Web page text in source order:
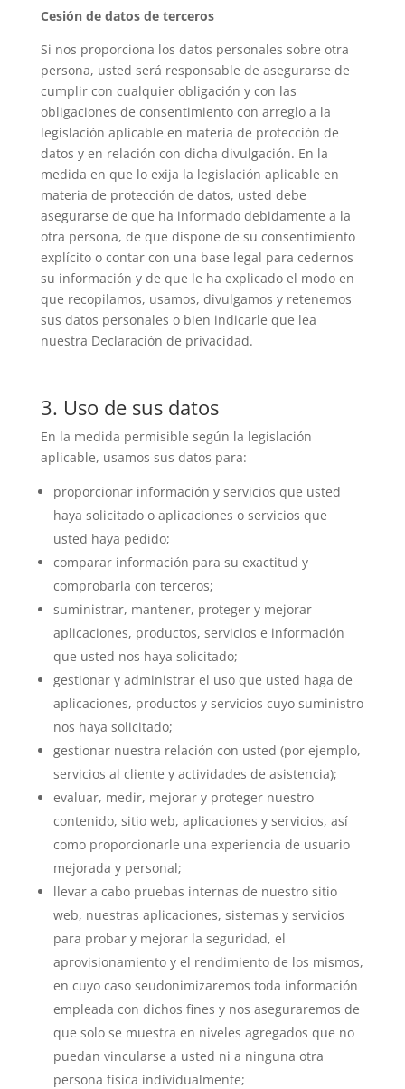
Cesión de datos de terceros
Si nos proporciona los datos personales sobre otra
persona, usted será responsable de asegurarse de
cumplir con cualquier obligación y con las
obligaciones de consentimiento con arreglo a la
legislación aplicable en materia de protección de
datos y en relación con dicha divulgación. En la
medida en que lo exija la legislación aplicable en
materia de protección de datos, usted debe
asegurarse de que ha informado debidamente a la
otra persona, de que dispone de su consentimiento
explícito o contar con una base legal para cedernos
su información y de que le ha explicado el modo en
que recopilamos, usamos, divulgamos y retenemos
sus datos personales o bien indicarle que lea
nuestra Declaración de privacidad.
3. Uso de sus datos
En la medida permisible según la legislación
aplicable, usamos sus datos para:
proporcionar información y servicios que usted
haya solicitado o aplicaciones o servicios que
usted haya pedido;
comparar información para su exactitud y
comprobarla con terceros;
suministrar, mantener, proteger y mejorar
aplicaciones, productos, servicios e información
que usted nos haya solicitado;
gestionar y administrar el uso que usted haga de
aplicaciones, productos y servicios cuyo suministro
nos haya solicitado;
gestionar nuestra relación con usted (por ejemplo,
servicios al cliente y actividades de asistencia);
evaluar, medir, mejorar y proteger nuestro
contenido, sitio web, aplicaciones y servicios, así
como proporcionarle una experiencia de usuario
mejorada y personal;
llevar a cabo pruebas internas de nuestro sitio
web, nuestras aplicaciones, sistemas y servicios
para probar y mejorar la seguridad, el
aprovisionamiento y el rendimiento de los mismos,
en cuyo caso seudonimizaremos toda información
empleada con dichos fines y nos aseguraremos de
que solo se muestra en niveles agregados que no
puedan vincularse a usted ni a ninguna otra
persona física individualmente;